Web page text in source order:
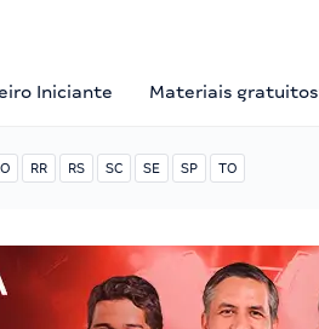
Iniciante Materiais gratuitos
RR RS SC SE SP TO